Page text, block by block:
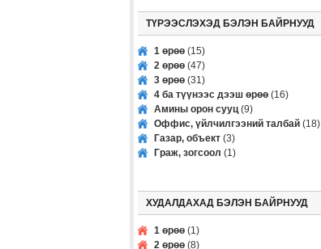
ТҮРЭЭСЛЭХЭД БЭЛЭН БАЙРНУУД
1 өрөө(15)
2 өрөө(47)
3 өрөө(31)
4 ба түүнээс дээш өрөө(16)
Амины орон сууц(9)
Оффис, үйлчилгээний талбай(18)
Газар, объект(3)
Граж, зогсоол (1)
ХУДАЛДАХАД БЭЛЭН БАЙРНУУД
1 өрөө(1)
2 өрөө(8)